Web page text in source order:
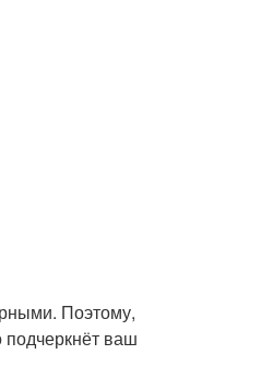
Поэтому,
подчеркнёт ваш